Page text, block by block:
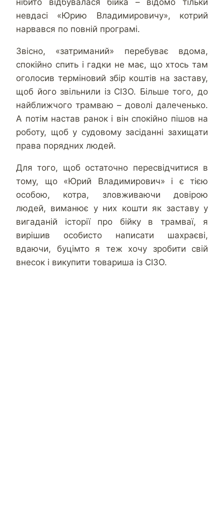
невдасі «Юрию Владимировичу», котрий
нарвався по повній програмі.
Звісно, «затриманий» перебуває вдома,
спокійно спить і гадки не має, що хтось там
оголосив терміновий збір коштів на заставу,
щоб його звільнили із СІЗО. Більше того, до
найближчого трамваю – доволі далеченько.
А потім настав ранок і він спокійно пішов на
роботу, щоб у судовому засіданні захищати
права порядних людей.
Для того, щоб остаточно пересвідчитися в
тому, що «Юрий Владимирович» і є тією
особою, котра, зловживаючи довірою
людей, виманює у них кошти як заставу у
вигаданій історії про бійку в трамваї, я
вирішив особисто написати шахраєві,
вдаючи, буцімто я теж хочу зробити свій
внесок і викупити товариша із СІЗО.